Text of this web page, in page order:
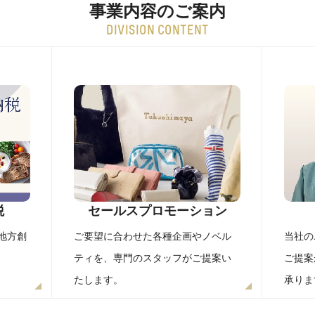
事業内容のご案内
DIVISION CONTENT
方創
セールスプロモーション
ご要望に合わせた各種企画やノベル
ティを、専門のスタッフがご提案い
たします。
当社
ご提
承り